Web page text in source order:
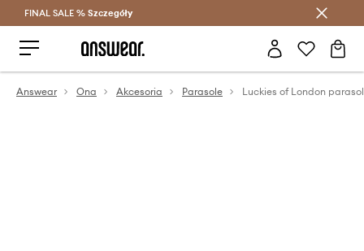
Oszczędzaj z Answear Club >
FINAL SALE % Szczegóły
Answear Ona Akcesoria Parasole